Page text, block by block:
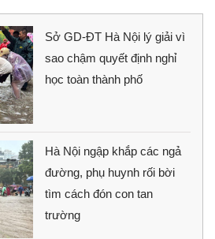
Sở GD-ĐT Hà Nội lý giải vì
sao chậm quyết định nghỉ
học toàn thành phố
Hà Nội ngập khắp các ngả
đường, phụ huynh rối bời
tìm cách đón con tan
trường